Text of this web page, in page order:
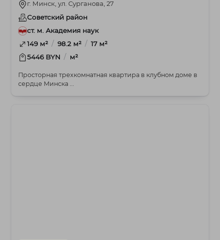
г. Минск, ул. Сурганова, 27
Советский район
ст. м. Академия наук
149 м² / 98.2 м² / 17 м²
5446 BYN / м²
Просторная трехкомнатная квартира в клубном доме в
сердце Минска ...